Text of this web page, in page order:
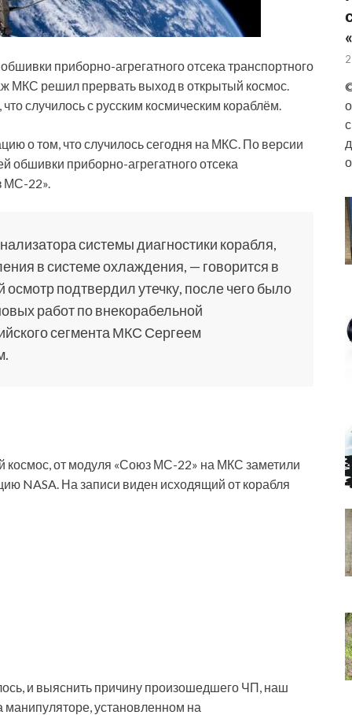
приборно-агрегатного отсека транспортного
МКС решил прервать выход в открытый космос.
случилось с русским космическим кораблём.
о том, что случилось сегодня на МКС. По версии
приборно-агрегатного отсека
МС-22».
системы диагностики корабля,
в системе охлаждения, — говорится в
подтвердил утечку, после чего было
работ по внекорабельной
сегмента МКС Сергеем
космос, от модуля «Союз МС-22» на МКС заметили
NASA. На записи виден исходящий от корабля
и выяснить причину произошедшего ЧП, наш
установленном на